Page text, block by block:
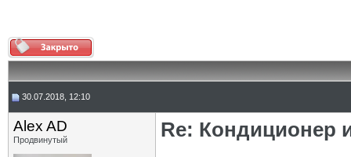
30.07.2018, 12:10
Alex AD
Продвинутый Re: Кондиционер